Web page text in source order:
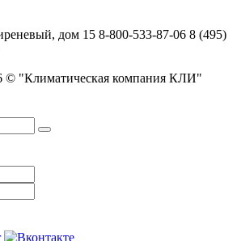
дом 15 8-800-533-87-06 8 (495)
© "Климатическая компания КЛИ"